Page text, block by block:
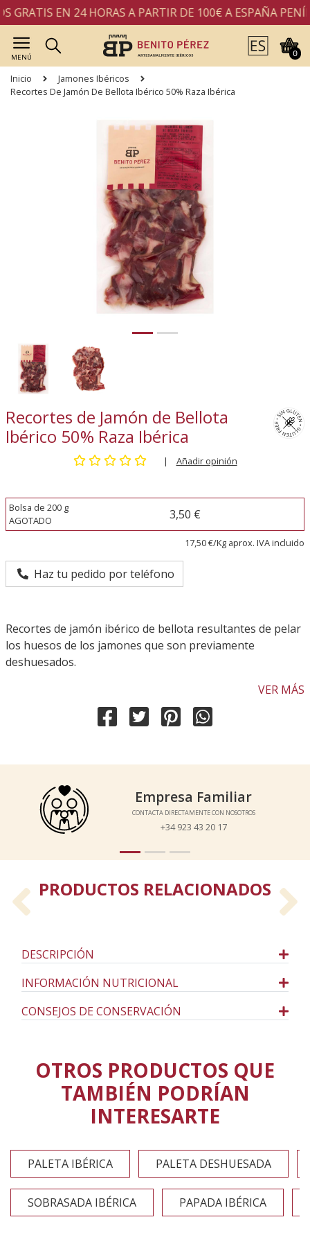
EN 24 HORAS A PARTIR DE 100€ A ESPAÑA
MENÚ 0
Inicio
Jamones Ibéricos
Recortes De Jamón De Bellota Ibérico 50% Raza Ibérica
Recortes de Jamón de Bellota
Ibérico 50% Raza Ibérica
| Añadir opinión
Bolsa de 200 g
AGOTADO
3,50 €
17,50 €/Kg aprox. IVA incluido
Haz tu pedido por teléfono
Recortes de jamón ibérico de bellota resultantes de pelar
los huesos de los jamones que son previamente
deshuesados.
VER MÁS
Empresa Familiar
CONTACTA DIRECTAMENTE CON NOSOTROS
+34 923 43 20 17
Empresa Familiar
CONTACTA DIRECTAMENTE CON NOSOTROS
+34 923 43 20 17
PRODUCTOS RELACIONADOS
Previous
DESCRIPCIÓN
INFORMACIÓN NUTRICIONAL
CONSEJOS DE CONSERVACIÓN
OTROS PRODUCTOS QUE
TAMBIÉN PODRÍAN
INTERESARTE
PALETA IBÉRICA PALETA DESHUESADA
SOBRASADA IBÉRICA PAPADA IBÉRICA